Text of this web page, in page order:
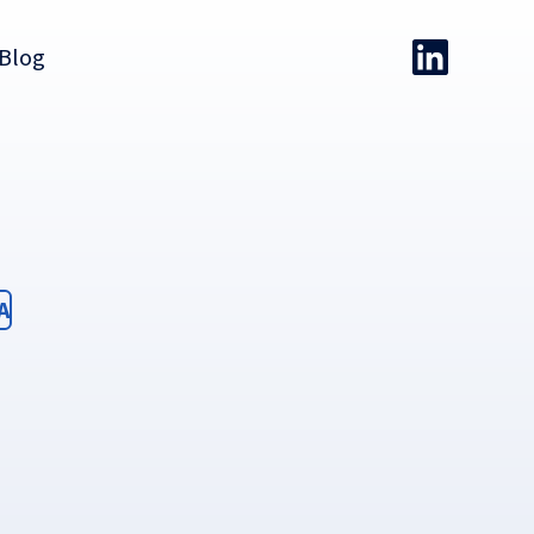
Blog